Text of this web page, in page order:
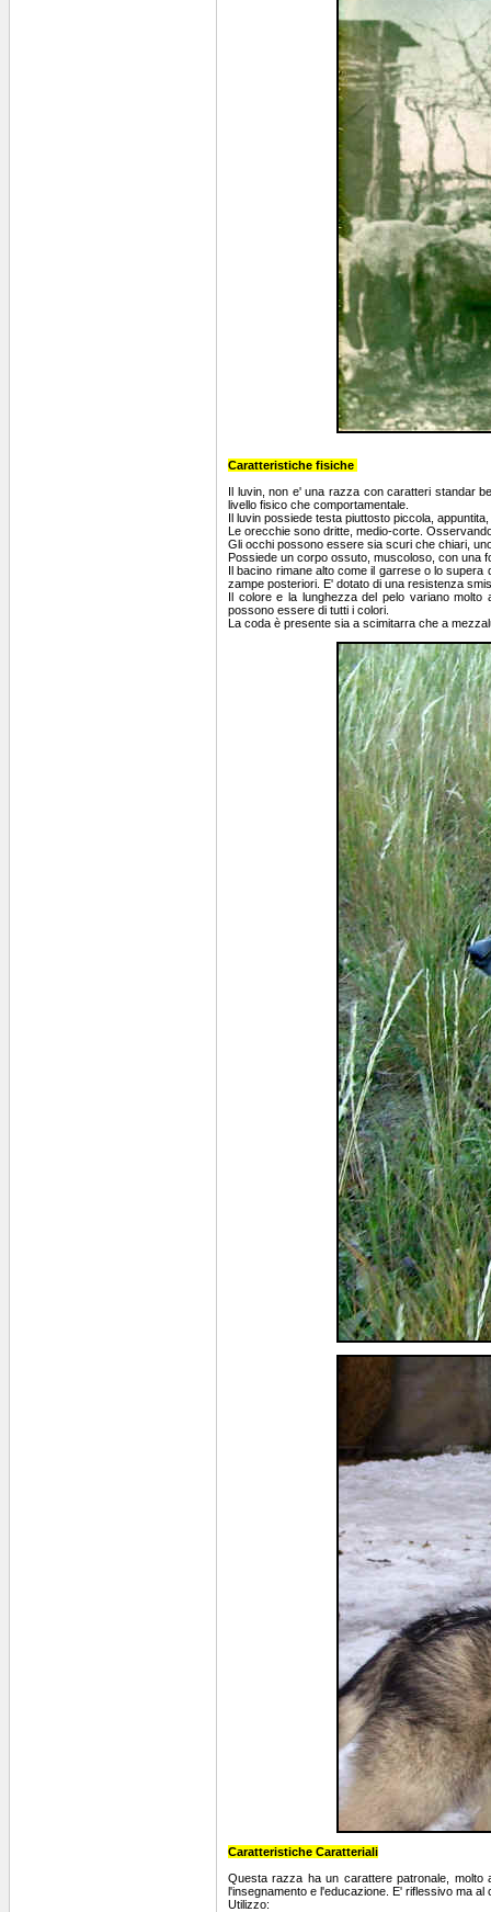
Caratteristiche fisiche
Il luvin, non e' una razza con caratteri standar
livello fisico che comportamentale.
Il luvin possiede testa piuttosto piccola,
Le orecchie sono dritte, medio-corte.
Gli occhi possono essere sia scuri che chiari,
Possiede un corpo ossuto, muscoloso, con una
Il bacino rimane alto come il garrese o lo
zampe posteriori. E' dotato di una resistenza
Il colore e la lunghezza del pelo variano molto
possono essere di tutti i colori.
La coda è presente sia a scimitarra che a
Caratteristiche Caratteriali
Questa razza ha un carattere patronale,
l'insegnamento e l'educazione. E' riflessivo ma
Utilizzo: